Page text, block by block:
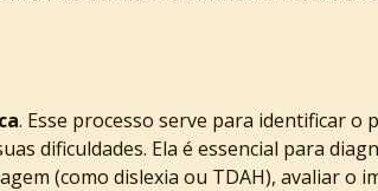
. Esse processo serve para identificar o
dificuldades. Ela é essencial para
(como dislexia ou TDAH), avaliar o